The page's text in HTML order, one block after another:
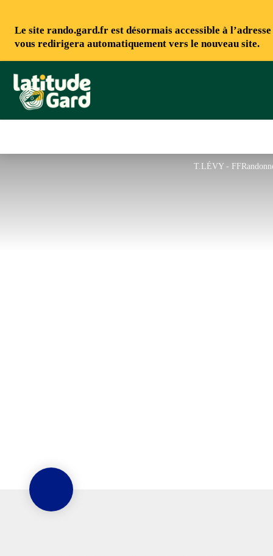
Le site rando.gard.fr est désormais accessible à l’adresse
vous redirigera automatiquement vers le nouveau site.
Rando Gard